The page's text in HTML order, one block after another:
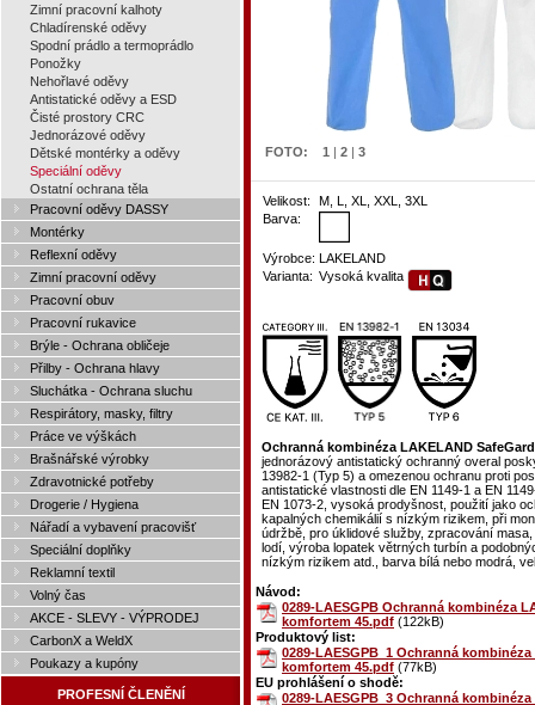
Zimní pracovní kalhoty
Chladírenské oděvy
Spodní prádlo a termoprádlo
Ponožky
Nehořlavé oděvy
Antistatické oděvy a ESD
Čisté prostory CRC
Jednorázové oděvy
Dětské montérky a oděvy
Speciální oděvy
Ostatní ochrana těla
Pracovní oděvy DASSY
Montérky
Reflexní oděvy
Zimní pracovní oděvy
Pracovní obuv
Pracovní rukavice
Brýle - Ochrana obličeje
Přilby - Ochrana hlavy
Sluchátka - Ochrana sluchu
Respirátory, masky, filtry
Práce ve výškách
Brašnářské výrobky
Zdravotnické potřeby
Drogerie / Hygiena
Nářadí a vybavení pracovišť
Speciální doplňky
Reklamní textil
Volný čas
AKCE - SLEVY - VÝPRODEJ
CarbonX a WeldX
Poukazy a kupóny
PROFESNÍ ČLENĚNÍ
FOTO: 1 | 2 | 3
Velikost:
M, L, XL, XXL, 3XL
Barva:
Výrobce: LAKELAND
Varianta: Vysoká kvalita
Ochranná kombinéza LAKELAND
jednorázový antistatický ochranný overal
13982-1 (Typ 5) a omezenou ochranu proti
antistatické vlastnosti dle EN 1149-1 a EN
EN 1073-2, vysoká prodyšnost, použití jako
kapalných chemikálií s nízkým rizikem, při
údržbě, pro úklidové služby, zpracování
lodí, výroba lopatek větrných turbín a
nízkým rizikem atd., barva bílá nebo modrá,
Návod:
0289-LAESGPB Ochranná kombinéza
komfortem 45.pdf (122kB)
Produktový list:
0289-LAESGPB_1 Ochranná
komfortem 45.pdf (77kB)
EU prohlášení o shodě:
0289-LAESGPB_3 Ochranná